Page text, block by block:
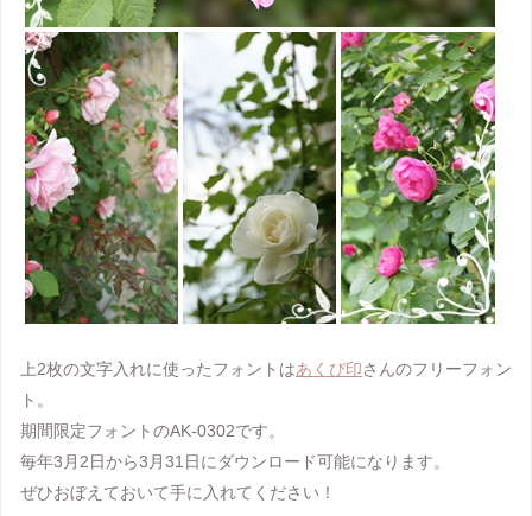
上2枚の文字入れに使ったフォントはあくび印さんのフリーフォン
ト。
期間限定フォントのAK-0302です。
毎年3月2日から3月31日にダウンロード可能になります。
ぜひおぼえておいて手に入れてください！